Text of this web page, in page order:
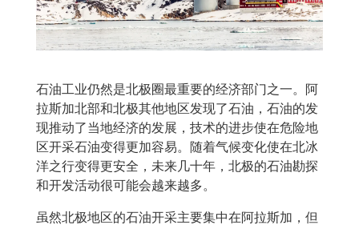
石油工业仍然是北极圈最重要的经济部门之一。阿
拉斯加北部和北极其他地区发现了石油，石油的发
现推动了当地经济的发展，技术的进步使在危险地
区开采石油变得更加容易。随着气候变化使在北冰
洋之行变得更安全，未来几十年，北极的石油勘探
和开发活动很可能会越来越多。
虽然北极地区的石油开采主要集中在阿拉斯加，但